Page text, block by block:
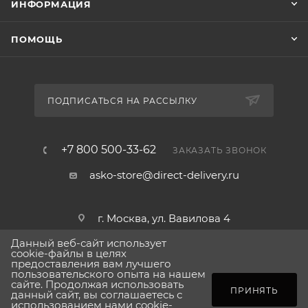
ПОД ЗАКАЗ
управления Logic создают гармоничный дизайн,
Благодаря совместимости с аксессуарами Hidden
площади всего 0,74 м².
T408HD.T.P) , вы получаете высокую
дизайн – всё в одном компактном решении для
ИНФОРМАЦИЯ
ПОМОЩЬ
ПОДПИСАТЬСЯ НА РАССЫЛКУ
+7 800 500-33-62 ЗАКАЗАТЬ ЗВОНОК
asko-store@direct-delivery.ru
г. Москва, ул. Вавилова 4
2026 © Сделано в direct-delivery.ru
Данный веб-сайт использует
cookie-файлы в целях
предоставления вам лучшего
пользовательского опыта на нашем
сайте. Продолжая использовать
данный сайт, вы соглашаетесь с
использованием нами cookie-
ПРИНЯТЬ